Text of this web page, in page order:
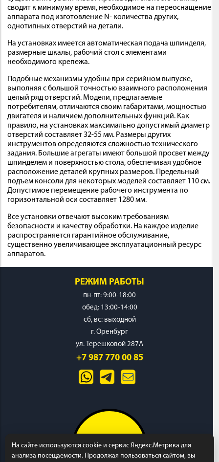
сводит к минимуму время, необходимое на переоснащение
аппарата под изготовление N- количества других,
однотипных отверстий на детали.
На установках имеется автоматическая подача шпинделя,
размерные шкалы, рабочий стол с элементами
необходимого крепежа.
Подобные механизмы удобны при серийном выпуске,
выполняя с большой точностью взаимного расположения
целый ряд отверстий. Модели, предлагаемые
потребителям, отличаются своим габаритами, мощностью
двигателя и наличием дополнительных функций. Как
правило, на установках максимально допустимый диаметр
отверстий составляет 32-55 мм. Размеры других
инструментов определяются сложностью технического
задания. Большие агрегаты имеют большой просвет между
шпинделем и поверхностью стола, обеспечивая удобное
расположение деталей крупных размеров. Предельный
подъем консоли для некоторых моделей составляет 110 см.
Допустимое перемещение рабочего инструмента по
горизонтальной оси составляет 1280 мм.
Все установки отвечают высоким требованиям
безопасности и качеству обработки. На каждое изделие
распространяется гарантийное обслуживание,
существенно увеличивающее эксплуатационный ресурс
аппаратов.
РЕЖИМ РАБОТЫ
пн-пт: 9:00-18:00
обед: 13:00-14:00
cб, вс: выходной
г. Оренбург
ул. Терешковой 287А
+7 987 770 00 85
На сайте используются cookie и сервис Яндекс.Метрика для
анализа посещаемости. Продолжая пользоваться сайтом, вы